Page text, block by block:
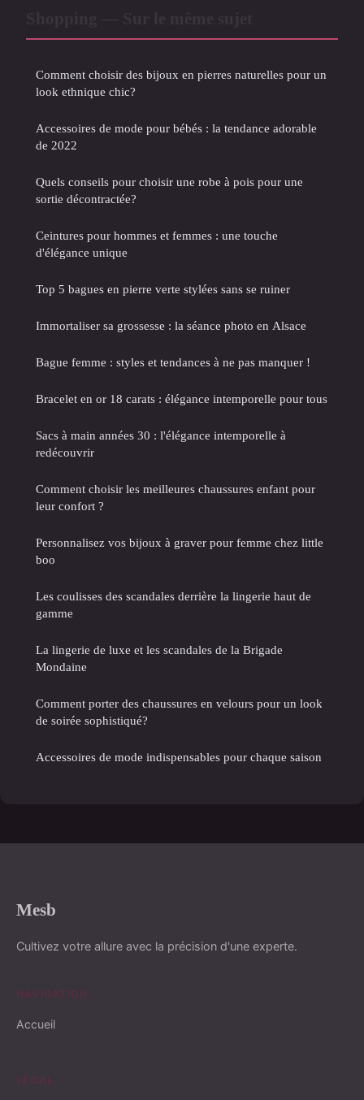
Comment choisir des bijoux en pierres naturelles pour un
look ethnique chic?
Accessoires de mode pour bébés : la tendance adorable
de 2022
Quels conseils pour choisir une robe à pois pour une
sortie décontractée?
Ceintures pour hommes et femmes : une touche
d'élégance unique
Top 5 bagues en pierre verte stylées sans se ruiner
Immortaliser sa grossesse : la séance photo en Alsace
Bague femme : styles et tendances à ne pas manquer !
Bracelet en or 18 carats : élégance intemporelle pour tous
Sacs à main années 30 : l'élégance intemporelle à
redécouvrir
Comment choisir les meilleures chaussures enfant pour
leur confort ?
Personnalisez vos bijoux à graver pour femme chez little
boo
Les coulisses des scandales derrière la lingerie haut de
gamme
La lingerie de luxe et les scandales de la Brigade
Mondaine
Comment porter des chaussures en velours pour un look
de soirée sophistiqué?
Accessoires de mode indispensables pour chaque saison
Mesb
Cultivez votre allure avec la précision d'une experte.
NAVIGATION
Accueil
LÉGAL